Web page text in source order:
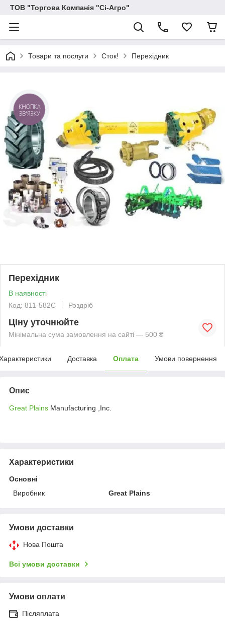
ТОВ "Торгова Компанія "Сі-Агро"
Товари та послуги Сток! Перехiдник
Перехiдник
В наявності
Код: 811-582C
Роздріб
Ціну уточнюйте
Мінімальна сума замовлення на сайті — 500 ₴
Доставка Оплата Умови повернення
Опис
Great Plains Manufacturing ,Inc.
Характеристики
Основні
Виробник
Great Plains
Умови доставки
Нова Пошта
Всі умови доставки
Умови оплати
Післяплата
КНОПКА
ЗВ'ЯЗКУ